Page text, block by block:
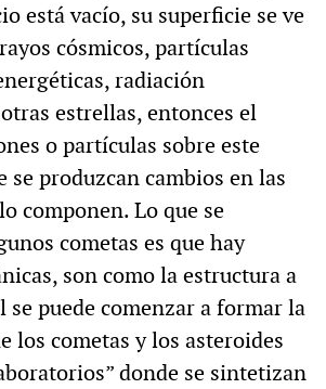
está vacío, su superficie se ve
cósmicos, partículas
radiación
estrellas, entonces el
o partículas sobre este
se produzcan cambios en las
componen. Lo que se
cometas es que hay
son como la estructura a
se puede comenzar a formar la
los cometas y los asteroides
donde se sintetizan